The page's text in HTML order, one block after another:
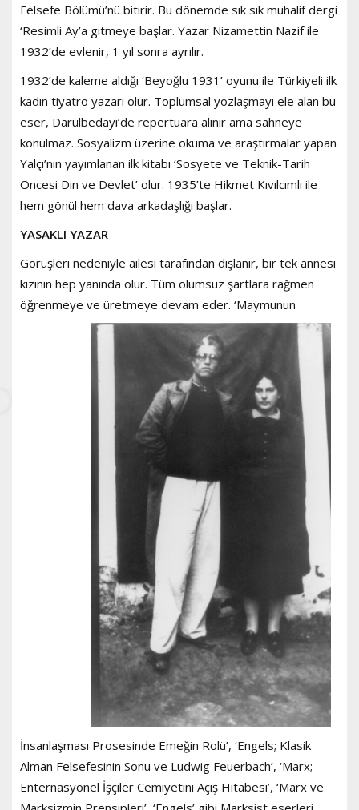
Felsefe Bölümü’nü bitirir. Bu dönemde sık sık muhalif dergi
‘Resimli Ay’a gitmeye başlar. Yazar Nizamettin Nazif ile
1932’de evlenir, 1 yıl sonra ayrılır.
1932’de kaleme aldığı ‘Beyoğlu 1931’ oyunu ile Türkiyeli ilk
kadın tiyatro yazarı olur. Toplumsal yozlaşmayı ele alan bu
eser, Darülbedayi’de repertuara alınır ama sahneye
konulmaz. Sosyalizm üzerine okuma ve araştırmalar yapan
Yalçı’nın yayımlanan ilk kitabı ‘Sosyete ve Teknik-Tarih
Öncesi Din ve Devlet’ olur. 1935’te Hikmet Kıvılcımlı ile
hem gönül hem dava arkadaşlığı başlar.
YASAKLI YAZAR
Görüşleri nedeniyle ailesi tarafından dışlanır, bir tek annesi
kızının hep yanında olur. Tüm olumsuz şartlara rağmen
öğrenmeye ve üretmeye devam eder. ‘Maymunun
İnsanlaşması Prosesinde Emeğin Rolü’, ‘Engels; Klasik
Alman Felsefesinin Sonu ve Ludwig Feuerbach’, ‘Marx;
Enternasyonel İşçiler Cemiyetini Açış Hitabesi’, ‘Marx ve